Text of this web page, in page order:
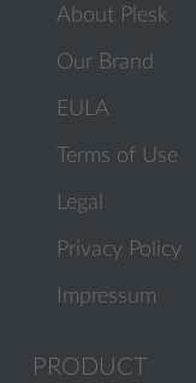
About Plesk
Our Brand
EULA
Terms of Use
Legal
Privacy Policy
Impressum
PRODUCT